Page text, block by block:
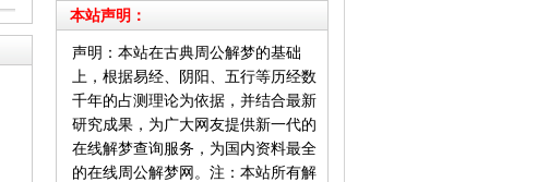
本站声明：
声明：本站在古典周公解梦的基础
上，根据易经、阴阳、五行等历经数
千年的占测理论为依据，并结合最新
研究成果，为广大网友提供新一代的
在线解梦查询服务，为国内资料最全
的在线周公解梦网。注：本站所有解